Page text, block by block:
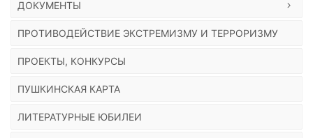
ДОКУМЕНТЫ
ПРОТИВОДЕЙСТВИЕ ЭКСТРЕМИЗМУ И ТЕРРОРИЗМУ
ПРОЕКТЫ, КОНКУРСЫ
ПУШКИНСКАЯ КАРТА
ЛИТЕРАТУРНЫЕ ЮБИЛЕИ